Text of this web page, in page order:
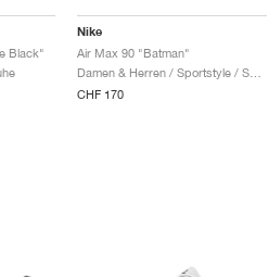
Black"
Nike
Air Max 90 "Batman"
Damen & Herren / Sportstyle / Schuhe
CHF 170